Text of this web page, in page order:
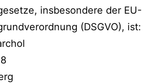
insbesondere der EU-
(DSGVO), ist: